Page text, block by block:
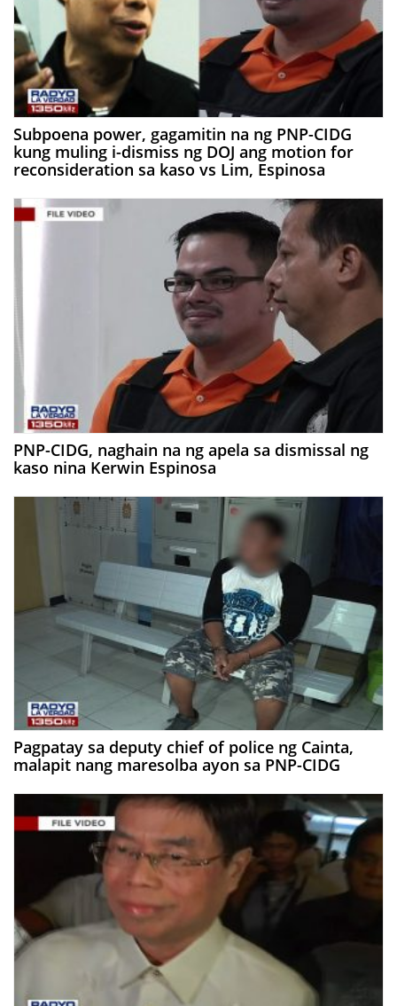
Subpoena power, gagamitin na ng PNP-CIDG
kung muling i-dismiss ng DOJ ang motion for
reconsideration sa kaso vs Lim, Espinosa
PNP-CIDG, naghain na ng apela sa dismissal ng
kaso nina Kerwin Espinosa
Pagpatay sa deputy chief of police ng Cainta,
malapit nang maresolba ayon sa PNP-CIDG